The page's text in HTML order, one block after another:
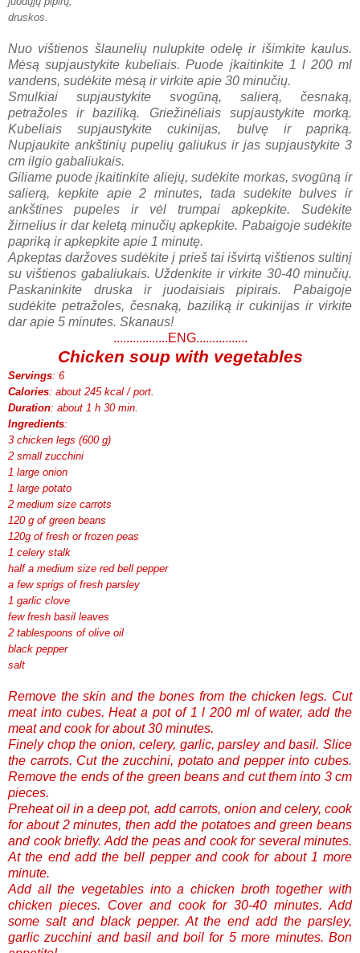
druskos.
Nuo vištienos šlaunelių nulupkite odelę ir išimkite kaulus.
Mėsą supjaustykite kubeliais. Puode įkaitinkite 1 l 200 ml
vandens, sudėkite mėsą ir virkite apie 30 minučių.
Smulkiai supjaustykite svogūną, salierą, česnaką,
petražoles ir baziliką. Griežinėliais supjaustykite morką.
Kubeliais supjaustykite cukinijas, bulvę ir papriką.
Nupjaukite ankštinių pupelių galiukus ir jas supjaustykite 3
cm ilgio gabaliukais.
Giliame puode įkaitinkite aliejų, sudėkite morkas, svogūną ir
salierą, kepkite apie 2 minutes, tada sudėkite bulves ir
ankštines pupeles ir vėl trumpai apkepkite. Sudėkite
žirnelius ir dar keletą minučių apkepkite. Pabaigoje sudėkite
papriką ir apkepkite apie 1 minutę.
Apkeptas daržoves sudėkite į prieš tai išvirtą vištienos sultinį
su vištienos gabaliukais. Uždenkite ir virkite 30-40 minučių.
Paskaninkite druska ir juodaisiais pipirais. Pabaigoje
sudėkite petražoles, česnaką, baziliką ir cukinijas ir virkite
dar apie 5 minutes. Skanaus!
.................ENG................
Chicken soup with vegetables
Servings: 6
Calories: about 245 kcal / port.
Duration: about 1 h 30 min.
Ingredients:
3 chicken legs (600 g)
2 small zucchini
1 large onion
1 large potato
2 medium size carrots
120 g of green beans
120g of fresh or frozen peas
1 celery stalk
half a medium size red bell pepper
a few sprigs of fresh parsley
1 garlic clove
few fresh basil leaves
2 tablespoons of olive oil
black pepper
salt
Remove the skin and the bones from the chicken legs. Cut
meat into cubes. Heat a pot of 1 l 200 ml of water, add the
meat and cook for about 30 minutes.
Finely chop the onion, celery, garlic, parsley and basil. Slice
the carrots. Cut the zucchini, potato and pepper into cubes.
Remove the ends of the green beans and cut them into 3 cm
pieces.
Preheat oil in a deep pot, add carrots, onion and celery, cook
for about 2 minutes, then add the potatoes and green beans
and cook briefly. Add the peas and cook for several minutes.
At the end add the bell pepper and cook for about 1 more
minute.
Add all the vegetables into a chicken broth together with
chicken pieces. Cover and cook for 30-40 minutes. Add
some salt and black pepper. At the end add the parsley,
garlic zucchini and basil and boil for 5 more minutes. Bon